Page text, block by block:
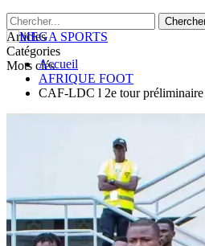
Articles
Catégories
Mots clésAccueil
AFRIQUE FOOT
CAF-LDC l 2e tour